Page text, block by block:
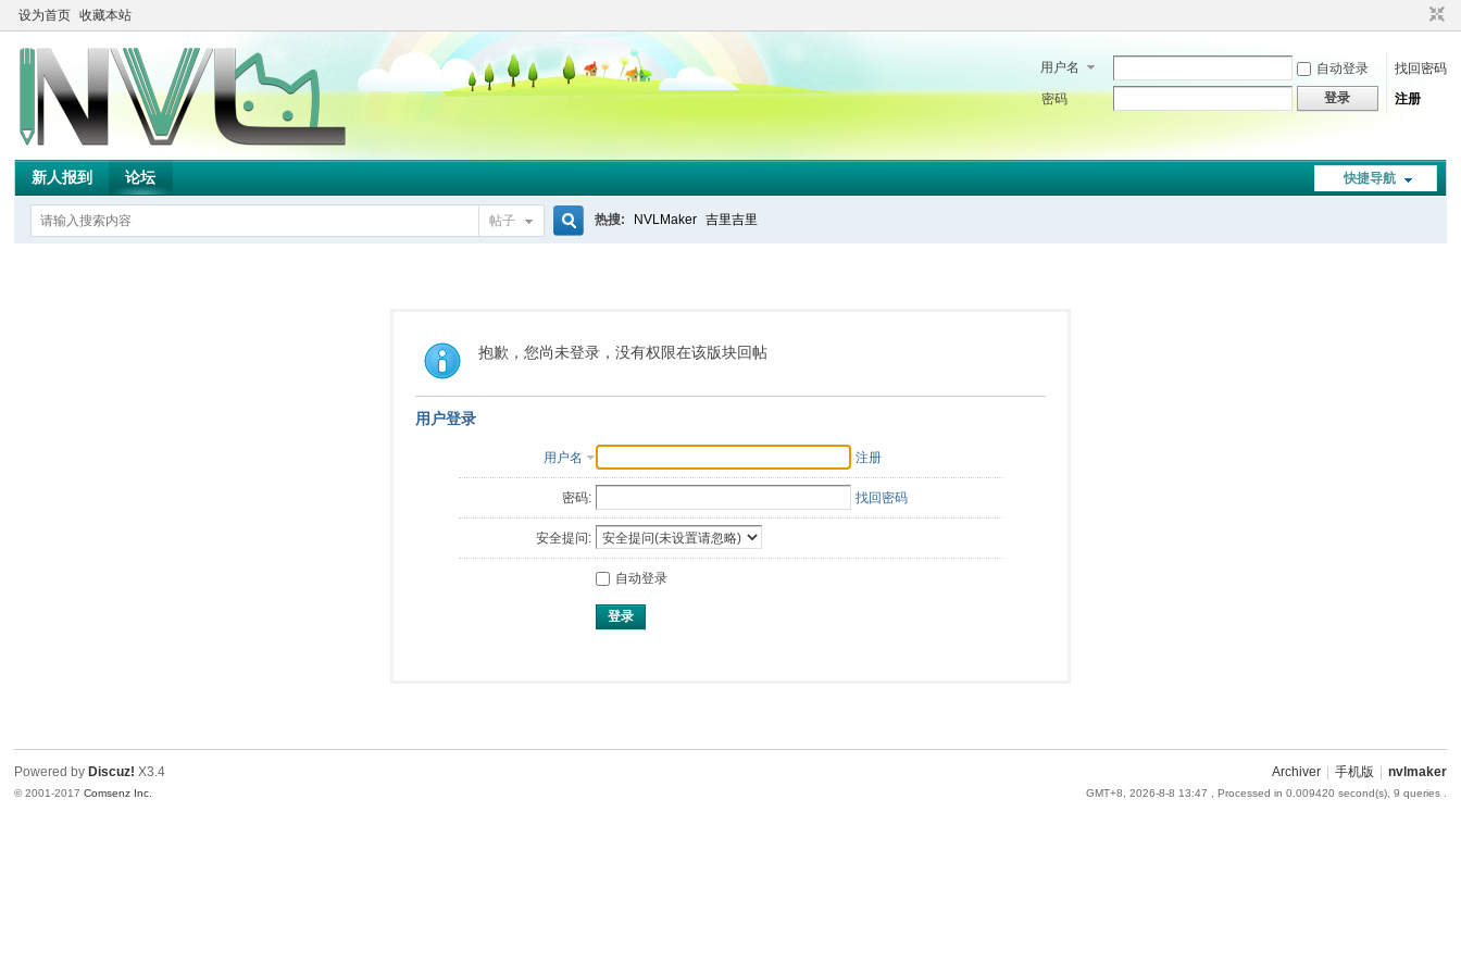
设为首页 收藏本站
用户名 自动登录
找回密码
密码
登录 注册
快捷导航
新人报到 论坛
帖子
索
热搜: NVLMaker 吉里吉里
抱歉，您尚未登录，没有权限在该版块回帖
用户登录
用户名 注册
密码: 找回密码
安全提问:
自动登录
登录
Archiver 手机版 nvlmaker
GMT+8, 2026-8-8 13:47 , Processed in 0.009420 second(s), 9 queries .
Powered by Discuz! X3.4
© 2001-2017Comsenz Inc.